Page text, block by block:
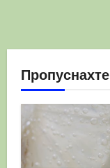
Пропуснахте